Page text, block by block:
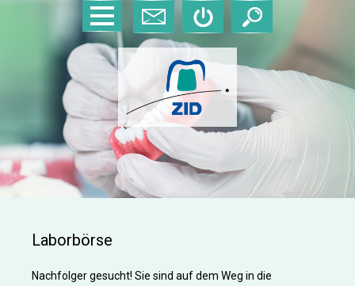
Laborbörse
Nachfolger gesucht! Sie sind auf dem Weg in die